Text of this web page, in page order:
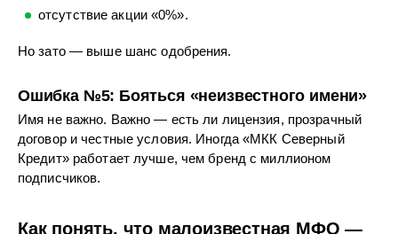
отсутствие акции «0%».
Но зато — выше шанс одобрения.
Ошибка №5: Бояться «неизвестного имени»
Имя не важно. Важно — есть ли лицензия, прозрачный
договор и честные условия. Иногда «МКК Северный
Кредит» работает лучше, чем бренд с миллионом
подписчиков.
Как понять, что малоизвестная МФО —